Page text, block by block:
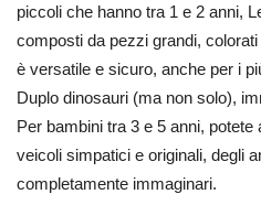
piccoli che hanno tra 1 e 2 anni,
composti da pezzi grandi,
è versatile e sicuro, anche per i
Duplo dinosauri (ma non solo),
Per bambini tra 3 e 5 anni, potete
veicoli simpatici e originali, degli
completamente immaginari.